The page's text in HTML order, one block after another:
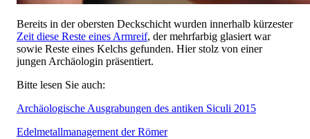
Bereits in der obersten Deckschicht wurden innerhalb kürzester
Zeit diese Reste eines Armreif, der mehrfarbig glasiert war
sowie Reste eines Kelchs gefunden. Hier stolz von einer
jungen Archäologin präsentiert.
Bitte lesen Sie auch:
Archäologische Ausgrabungen des antiken Siculi 2015
Edelmetallmanagement der Römer